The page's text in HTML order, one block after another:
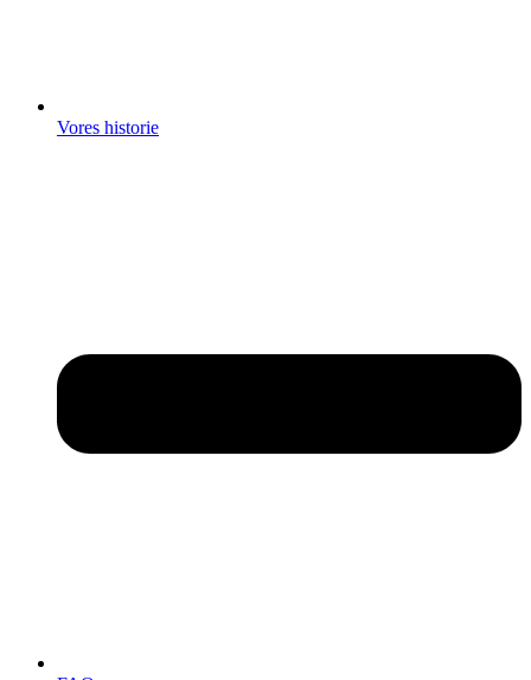
Vores historie